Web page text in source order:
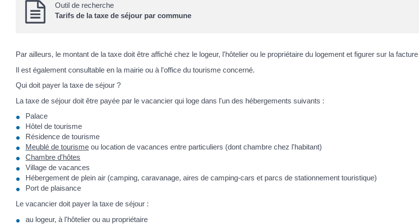
Outil de recherche
Tarifs de la taxe de séjour par commune
Par ailleurs, le montant de la taxe doit être affiché chez le logeur, l'hôtelier ou le propriétaire du logement et figurer sur la
Il est également consultable en la mairie ou à l'office du tourisme concerné.
Qui doit payer la taxe de séjour ?
La taxe de séjour doit être payée par le vacancier qui loge dans l'un des hébergements suivants :
Palace
Hôtel de tourisme
Résidence de tourisme
Meublé de tourisme ou location de vacances entre particuliers (dont chambre chez l'habitant)
Chambre d'hôtes
Village de vacances
Hébergement de plein air (camping, caravanage, aires de camping-cars et parcs de stationnement touristique)
Port de plaisance
Le vacancier doit payer la taxe de séjour :
au logeur, à l'hôtelier ou au propriétaire